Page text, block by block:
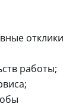
отклики
работы;